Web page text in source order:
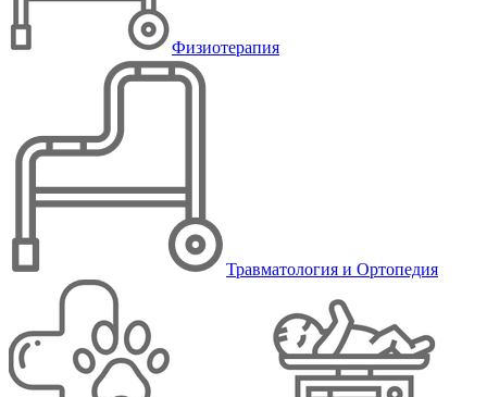
Физиотерапия
Травматология и Ортопедия